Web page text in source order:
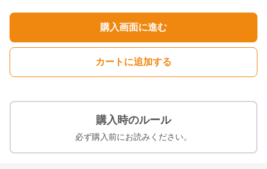
購入画面に進む
カートに追加する
購入時のルール
必ず購入前にお読みください。